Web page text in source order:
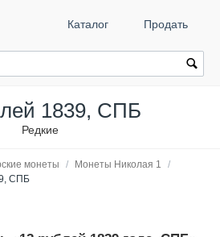
Каталог Продать
1839, СПБ
Редкие
монеты / Монеты Николая 1
/
СПБ